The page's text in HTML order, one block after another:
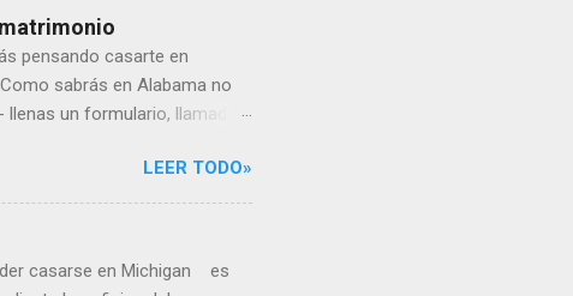
pensando casarte en
sabrás en Alabama no
un formulario, llamado
para su registro ante
para el matrimonio.
donde presentes el
LEER TODO»
casarse en Michigan es